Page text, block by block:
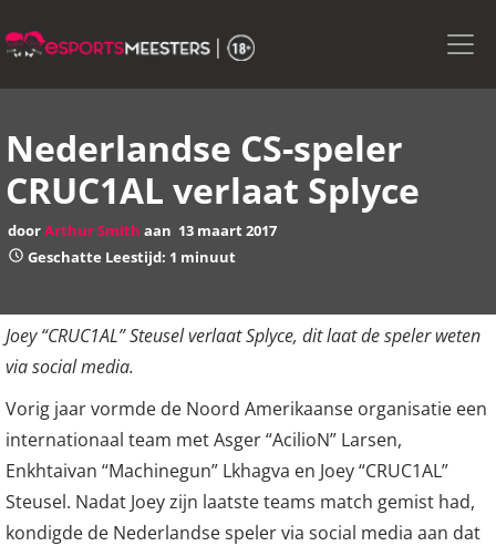
to
Nederlandse CS-speler
CRUC1AL verlaat Splyce
doorArthur Smith aan 13 maart 2017
Geschatte Leestijd: 1 minuut
Joey “CRUC1AL” Steusel verlaat Splyce, dit laat de speler weten
via social media.
Vorig jaar vormde de Noord Amerikaanse organisatie een
internationaal team met Asger “AcilioN” Larsen,
Enkhtaivan “Machinegun” Lkhagva en Joey “CRUC1AL”
Steusel. Nadat Joey zijn laatste teams match gemist had,
kondigde de Nederlandse speler via social media aan dat